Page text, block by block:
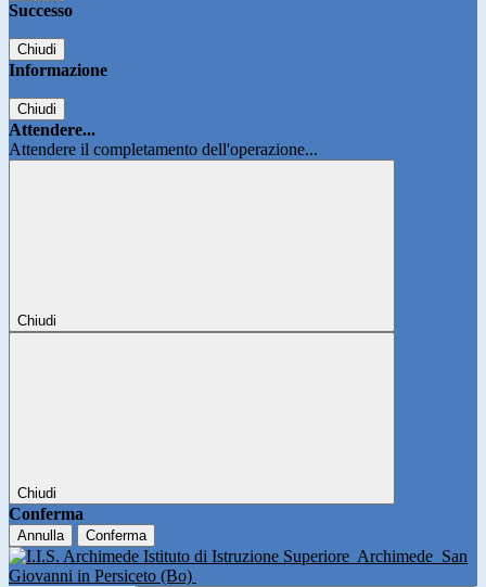
Successo
Chiudi
Informazione
Chiudi
Attendere...
Attendere il completamento dell'operazione...
Chiudi
Chiudi
Conferma
Annulla Conferma
Istituto di Istruzione Superiore Archimede San
Giovanni in Persiceto (Bo)